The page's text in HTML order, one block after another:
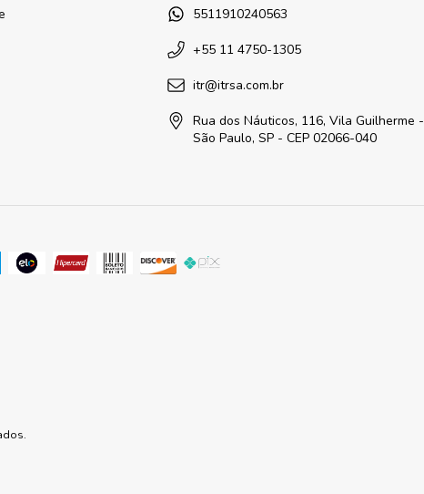
5511910240563
+55 11 4750-1305
itr@itrsa.com.br
Rua dos Náuticos, 116, Vila Guilherme -
São Paulo, SP - CEP 02066-040